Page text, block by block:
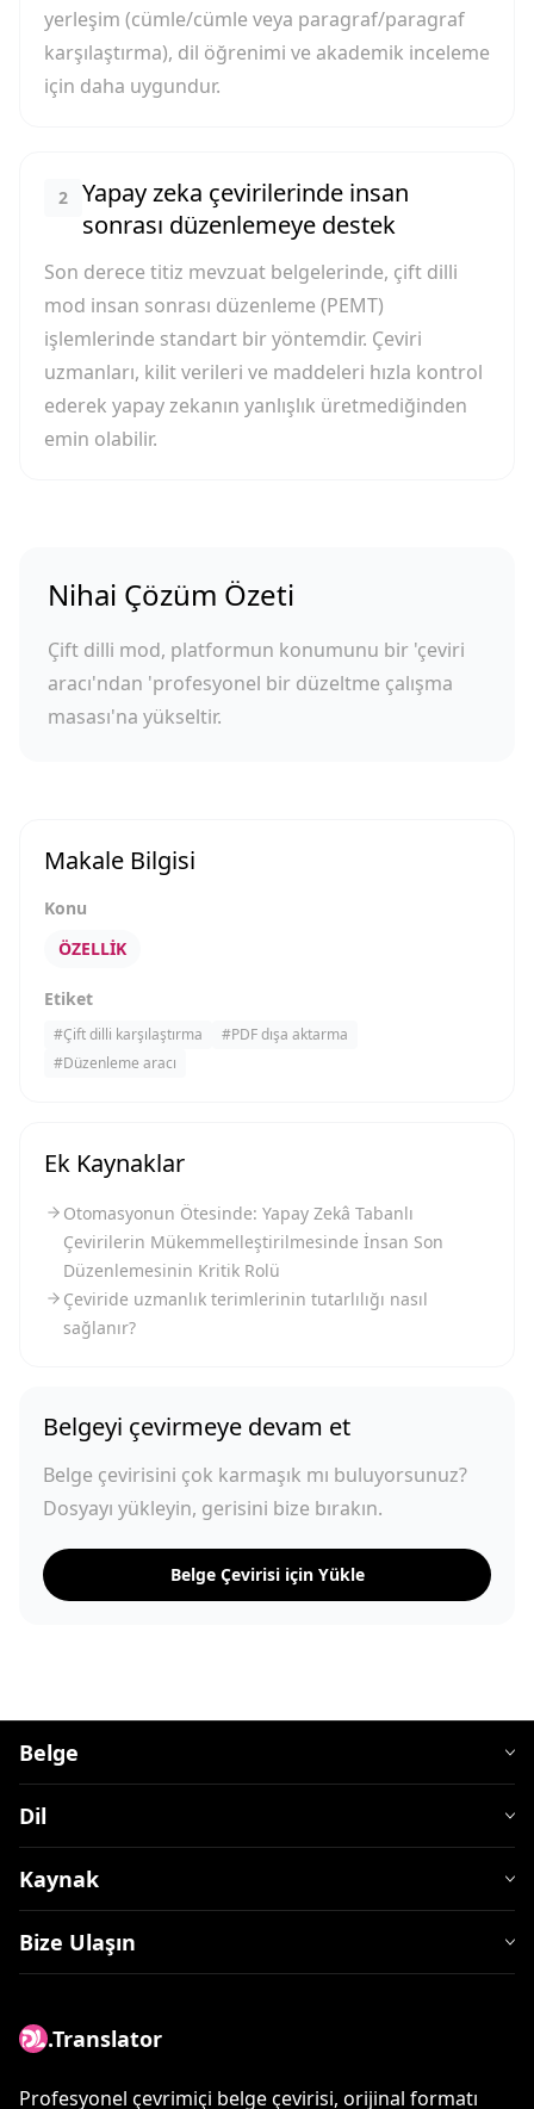
yerleşim (cümle/cümle veya paragraf/paragraf
karşılaştırma), dil öğrenimi ve akademik inceleme
için daha uygundur.
2
Yapay zeka çevirilerinde insan
sonrası düzenlemeye destek
Son derece titiz mevzuat belgelerinde, çift dilli
mod insan sonrası düzenleme (PEMT)
işlemlerinde standart bir yöntemdir. Çeviri
uzmanları, kilit verileri ve maddeleri hızla kontrol
ederek yapay zekanın yanlışlık üretmediğinden
emin olabilir.
Nihai Çözüm Özeti
Çift dilli mod, platformun konumunu bir 'çeviri
aracı'ndan 'profesyonel bir düzeltme çalışma
masası'na yükseltir.
Makale Bilgisi
Konu
ÖZELLIK
Etiket
#Çift dilli karşılaştırma #PDF dışa aktarma
#Düzenleme aracı
Ek Kaynaklar
Otomasyonun Ötesinde: Yapay Zekâ Tabanlı
Çevirilerin Mükemmelleştirilmesinde İnsan Son
Düzenlemesinin Kritik Rolü
Çeviride uzmanlık terimlerinin tutarlılığı nasıl
sağlanır?
Belgeyi çevirmeye devam et
Belge çevirisini çok karmaşık mı buluyorsunuz?
Dosyayı yükleyin, gerisini bize bırakın.
Belge Çevirisi için Yükle
Belge
Dil
Kaynak
Bize Ulaşın
.Translator
Profesyonel çevrimiçi belge çevirisi, orijinal formatı